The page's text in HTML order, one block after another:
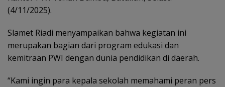
(4/11/2025).
Slamet Riadi menyampaikan bahwa kegiatan ini
merupakan bagian dari program edukasi dan
kemitraan PWI dengan dunia pendidikan di daerah.
“Kami ingin para kepala sekolah memahami peran pers